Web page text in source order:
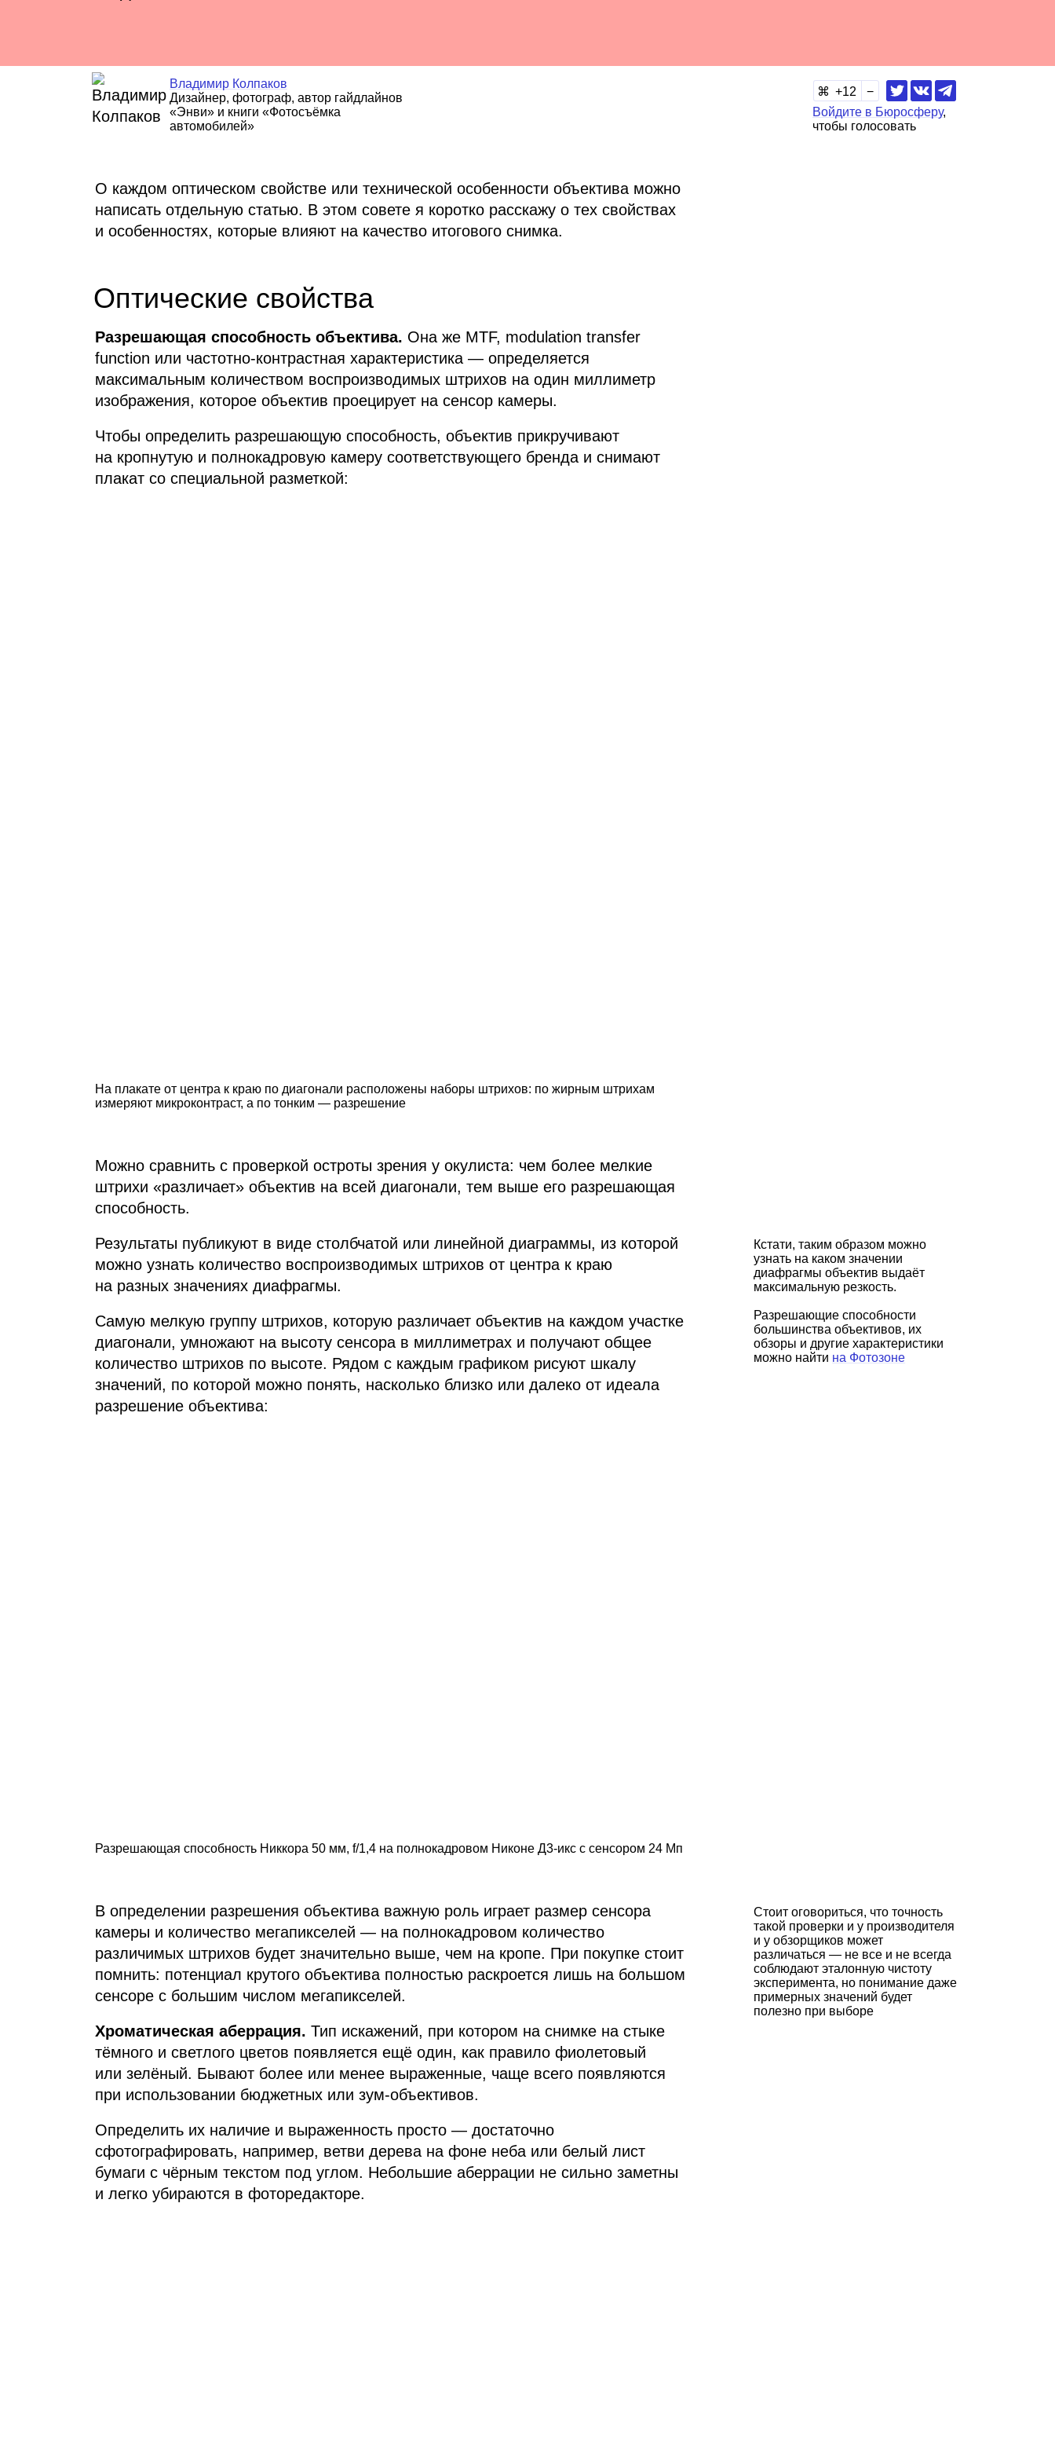
Владимир Колпаков
Дизайнер, фотограф, автор гайдлайнов
«Энви» и книги «Фотосъёмка
автомобилей»
12
Войдите в Бюросферу,
чтобы голосовать
О каждом оптическом свойстве или технической особенности объектива можно
написать отдельную статью. В этом совете я коротко расскажу о тех свойствах
и особенностях, которые влияют на качество итогового снимка.
Оптические свойства
Разрешающая способность объектива. Она же MTF, modulation transfer
function или частотно‑контрастная характеристика — определяется
максимальным количеством воспроизводимых штрихов на один миллиметр
изображения, которое объектив проецирует на сенсор камеры.
Чтобы определить разрешающую способность, объектив прикручивают
на кропнутую и полнокадровую камеру соответствующего бренда и снимают
плакат со специальной разметкой:
На плакате от центра к краю по диагонали расположены наборы штрихов: по жирным штрихам
измеряют микроконтраст, а по тонким — разрешение
Можно сравнить с проверкой остроты зрения у окулиста: чем более мелкие
штрихи «различает» объектив на всей диагонали, тем выше его разрешающая
способность.
Кстати, таким образом можно
узнать на каком значении
диафрагмы объектив выдаёт
максимальную резкость.
Разрешающие способности
большинства объективов, их
обзоры и другие характеристики
можно найти на Фотозоне
Результаты публикуют в виде столбчатой или линейной диаграммы, из которой
можно узнать количество воспроизводимых штрихов от центра к краю
на разных значениях диафрагмы.
Самую мелкую группу штрихов, которую различает объектив на каждом участке
диагонали, умножают на высоту сенсора в миллиметрах и получают общее
количество штрихов по высоте. Рядом с каждым графиком рисуют шкалу
значений, по которой можно понять, насколько близко или далеко от идеала
разрешение объектива:
Разрешающая способность Никкора 50 мм, f/1,4 на полнокадровом Никоне Д3‑икс с сенсором 24 Мп
Стоит оговориться, что точность
такой проверки и у производителя
и у обзорщиков может
различаться — не все и не всегда
соблюдают эталонную чистоту
эксперимента, но понимание даже
примерных значений будет
полезно при выборе
В определении разрешения объектива важную роль играет размер сенсора
камеры и количество мегапикселей — на полнокадровом количество
различимых штрихов будет значительно выше, чем на кропе. При покупке стоит
помнить: потенциал крутого объектива полностью раскроется лишь на большом
сенсоре с большим числом мегапикселей.
Хроматическая аберрация. Тип искажений, при котором на снимке на стыке
тёмного и светлого цветов появляется ещё один, как правило фиолетовый
или зелёный. Бывают более или менее выраженные, чаще всего появляются
при использовании бюджетных или зум‑объективов.
Определить их наличие и выраженность просто — достаточно
сфотографировать, например, ветви дерева на фоне неба или белый лист
бумаги с чёрным текстом под углом. Небольшие аберрации не сильно заметны
и легко убираются в фоторедакторе.